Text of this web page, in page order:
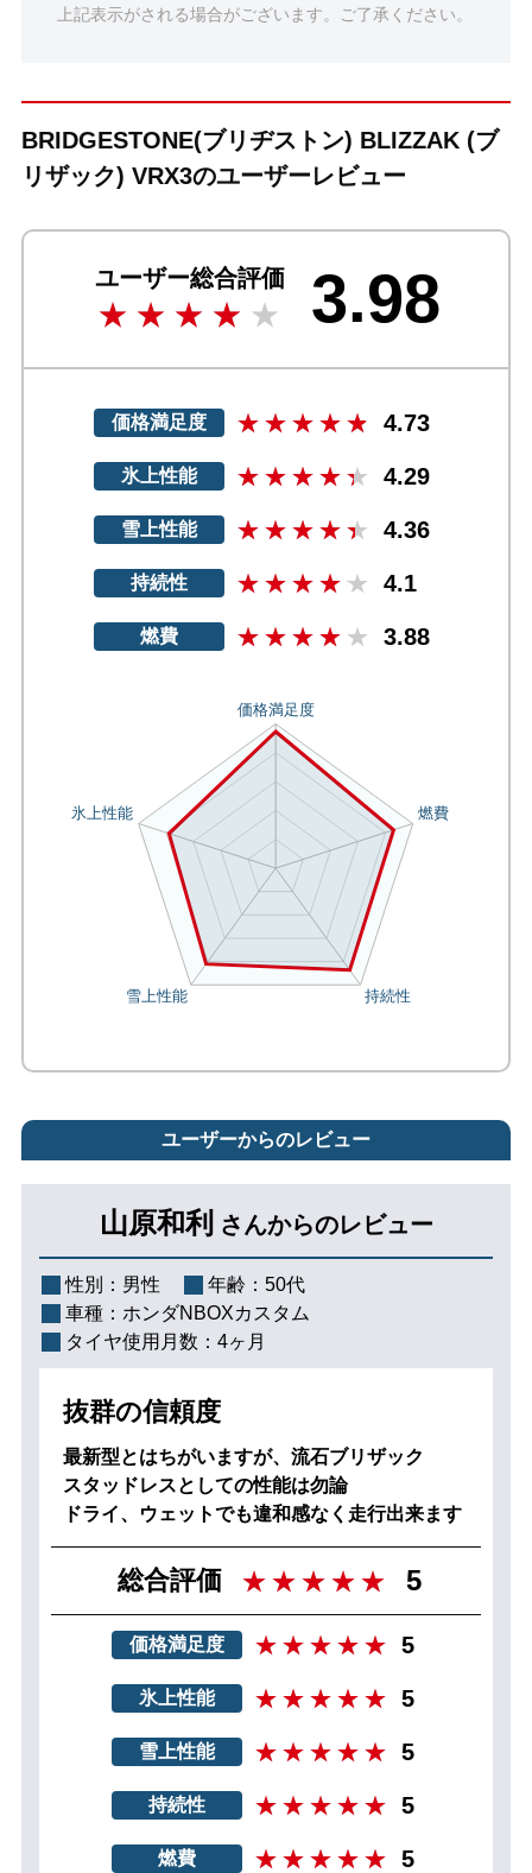
上記表示がされる場合がございます。ご了承ください。
BRIDGESTONE(ブリヂストン) BLIZZAK (ブ
リザック) VRX3のユーザーレビュー
ユーザー総合評価 3.98
価格満足度 4.73
氷上性能 4.29
雪上性能 4.36
持続性 4.1
燃費 3.88
ユーザーからのレビュー
山原和利 さんからのレビュー
性別： 男性 年齢： 50代
車種： ホンダNBOXカスタム
タイヤ使用月数： 4ヶ月
抜群の信頼度
最新型とはちがいますが、流石ブリザック
スタッドレスとしての性能は勿論
ドライ、ウェットでも違和感なく走行出来ます
総合評価 5
価格満足度 5
氷上性能 5
雪上性能 5
持続性 5
燃費 5